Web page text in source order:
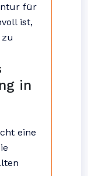
für
ist,
in
eine